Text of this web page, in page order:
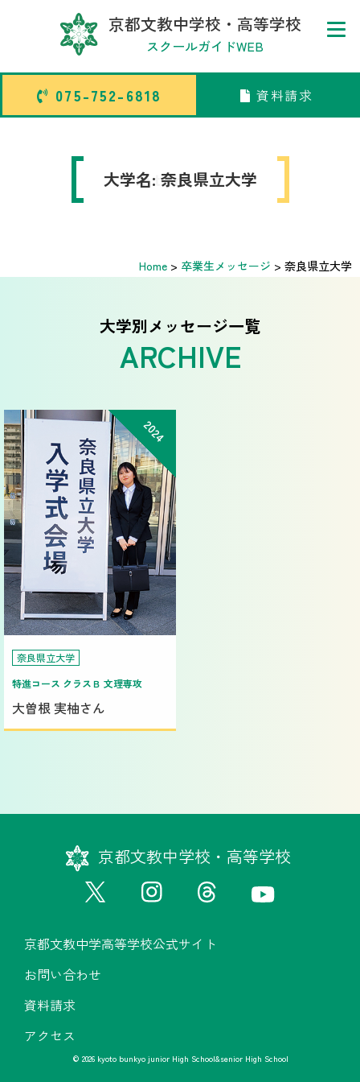
075-752-6818 資料請求
トップページ
高等学校部活TOP
卒業生メッセージ
京都文教中学校・高等学校
スクールガイドWEB
075-752-6818 資料請求
大学名: 奈良県立大学
Interview
Home > 卒業生メッセージ > 奈良県立大学
大学別メッセージ一覧
2024
奈良県立大学
特進コース クラスＢ 文理専攻
大曽根 実柚さん
京都文教中学校・高等学校
京都文教中学高等学校公式サイト
お問い合わせ
資料請求
アクセス
© 2026 kyoto bunkyo junior High School&senior High School